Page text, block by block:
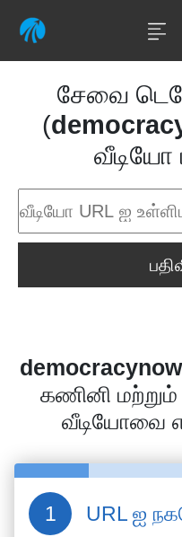
சேவை
(
வீடியோ
democracynow
கணினி
வீடியோவை
URL ஐ